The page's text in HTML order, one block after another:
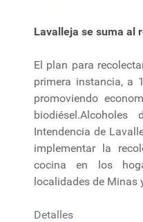
Lavalleja se suma al
El plan para
primera instancia, a
promoviendo
Intendencia de
implementar la
cocina en los
localidades de Minas
Detalles